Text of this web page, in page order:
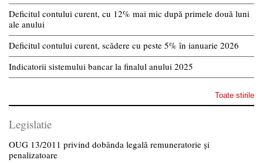
Deficitul contului curent, cu 12% mai mic după primele două luni
ale anului
Deficitul contului curent, scădere cu peste 5% în ianuarie 2026
Indicatorii sistemului bancar la finalul anului 2025
Toate stirile
Legislatie
OUG 13/2011 privind dobânda legală remuneratorie și
penalizatoare